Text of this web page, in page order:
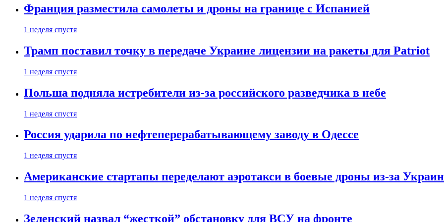
Франция разместила самолеты и дроны на границе с Испанией
1 неделя спустя
Трамп поставил точку в передаче Украине лицензии на ракеты для Patriot
1 неделя спустя
Польша подняла истребители из-за российского разведчика в небе
1 неделя спустя
Россия ударила по нефтеперерабатывающему заводу в Одессе
1 неделя спустя
Американские стартапы переделают аэротакси в боевые дроны из-за
1 неделя спустя
Зеленский назвал “жесткой” обстановку для ВСУ на фронте